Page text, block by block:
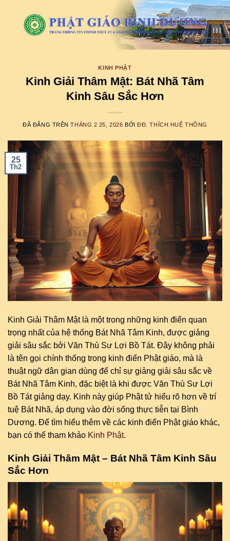
KINH PHẬT
Kinh Giải Thâm Mật: Bát Nhã Tâm
Kinh Sâu Sắc Hơn
ĐÃ ĐĂNG TRÊNTHÁNG 2 25, 2026 BỞIĐĐ. THÍCH HUỆ THÔNG
25
Th2
Kinh Giải Thâm Mật là một trong những kinh điển quan
trọng nhất của hệ thống Bát Nhã Tâm Kinh, được giảng
giải sâu sắc bởi Văn Thù Sư Lợi Bồ Tát. Đây không phải
là tên gọi chính thống trong kinh điển Phật giáo, mà là
thuật ngữ dân gian dùng để chỉ sự giảng giải sâu sắc về
Bát Nhã Tâm Kinh, đặc biệt là khi được Văn Thù Sư Lợi
Bồ Tát giảng dạy. Kinh này giúp Phật tử hiểu rõ hơn về trí
tuệ Bát Nhã, áp dụng vào đời sống thực tiễn tại Bình
Dương. Để tìm hiểu thêm về các kinh điển Phật giáo khác,
bạn có thể tham khảo Kinh Phật.
Kinh Giải Thâm Mật – Bát Nhã Tâm Kinh Sâu
Sắc Hơn